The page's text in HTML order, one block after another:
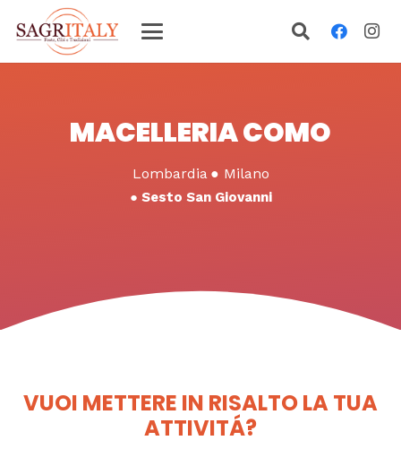
MACELLERIA COMO
Lombardia ● Milano
● Sesto San Giovanni
VUOI METTERE IN RISALTO LA TUA
ATTIVITÁ?